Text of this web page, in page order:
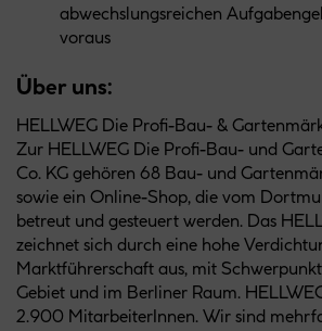
abwechslungsreichen
voraus
Über uns:
HELLWEG Die Profi-Bau- &
Zur HELLWEG Die Profi-Bau- und
Co. KG gehören 68 Bau- und
sowie ein Online-Shop, die vom
betreut und gesteuert werden. Das
zeichnet sich durch eine hohe
Marktführerschaft aus, mit
Gebiet und im Berliner Raum.
2.900 MitarbeiterInnen. Wir sind